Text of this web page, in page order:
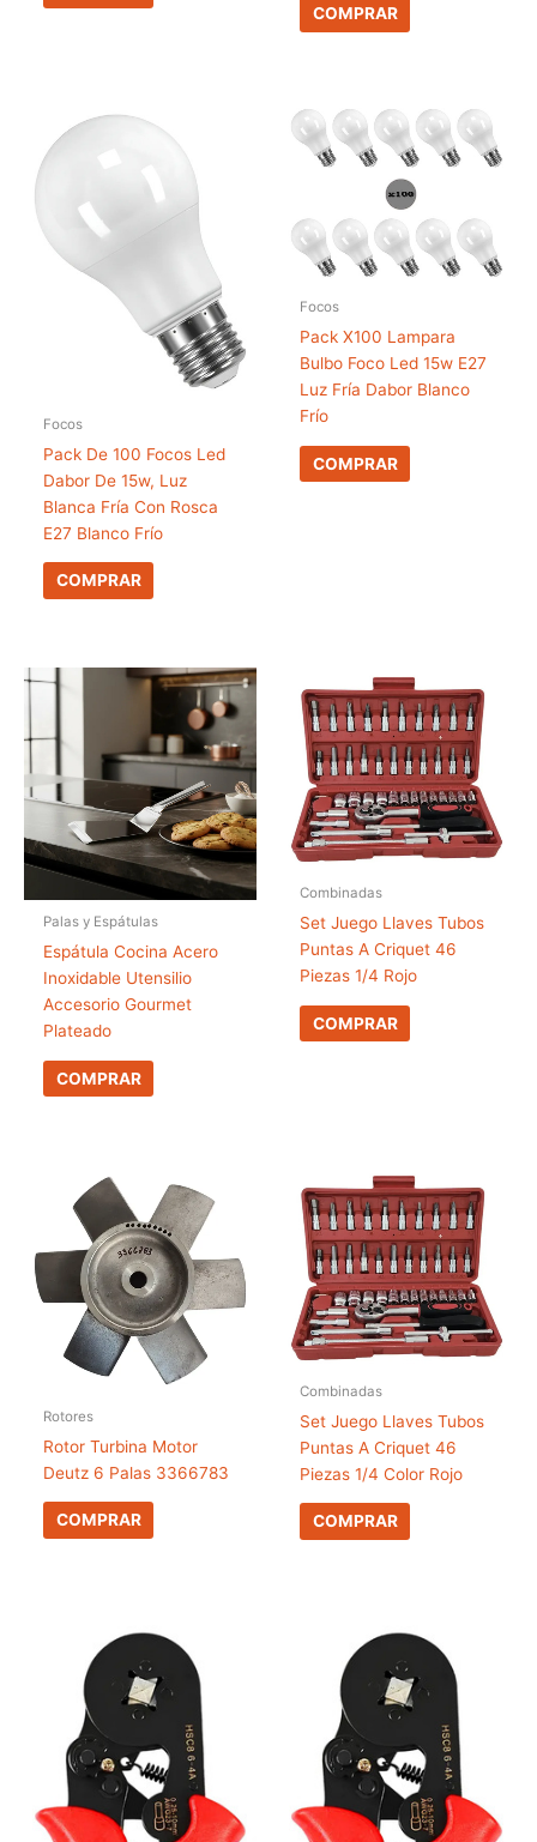
COMPRAR
Focos
Pack De 100 Focos Led
Dabor De 15w, Luz
Blanca Fría Con Rosca
E27 Blanco Frío
COMPRAR
Focos
Pack X100 Lampara
Bulbo Foco Led 15w E27
Luz Fría Dabor Blanco
Frío
COMPRAR
Palas y Espátulas
Espátula Cocina Acero
Inoxidable Utensilio
Accesorio Gourmet
Plateado
COMPRAR
Combinadas
Set Juego Llaves Tubos
Puntas A Criquet 46
Piezas 1/4 Rojo
COMPRAR
Rotores
Rotor Turbina Motor
Deutz 6 Palas 3366783
COMPRAR
Combinadas
Set Juego Llaves Tubos
Puntas A Criquet 46
Piezas 1/4 Color Rojo
COMPRAR